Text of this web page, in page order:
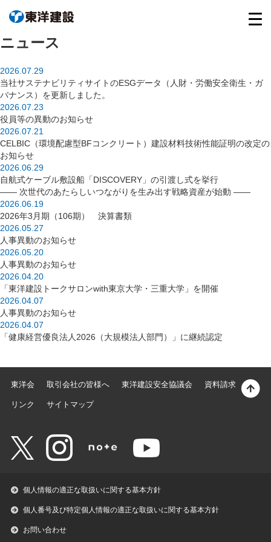
ニュース
2026.07.29
当社サステナビリティサイトのESGデータ（人財・労働安全衛生・ガ
バナンス）を更新しました。
2026.07.23
役員等の異動のお知らせ
2026.07.21
CELBIC（環境配慮型BFコンクリート）建設材料技術性能証明の改定の
お知らせ
2026.06.29
自航式ケーブル敷設船「DISCOVERY」の引渡し式を挙行
―― 次世代のあたらしいつながりを生み出す戦略資産が始動 ――
2026.06.19
2026年3月期（106期） 決算書類
2026.05.27
人事異動のお知らせ
2026.05.20
人事異動のお知らせ
2026.04.20
「東洋建設トークサロンwith東京大学・三重大学」を開催
2026.04.07
人事異動のお知らせ
2026.04.07
「健康経営優良法人2026（大規模法人部門）」に継続認定
東洋会 取引会社の皆様へ 東洋建設安全協議会 資料請求
リンク サイトマップ
個人情報の適正な取扱いに関する基本方針
個人番号及び特定個人情報の適正な取扱いに関する基本方針
お問い合わせ